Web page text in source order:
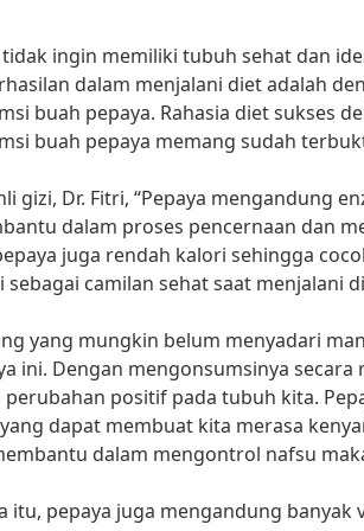
ingin memiliki tubuh sehat dan
dalam menjalani diet adalah
buah pepaya. Rahasia diet sukses
buah pepaya memang sudah
gizi, Dr. Fitri, “Pepaya mengandung
dalam proses pencernaan dan
juga rendah kalori sehingga
sebagai camilan sehat saat menjalani
yang mungkin belum menyadari
ini. Dengan mengonsumsinya
perubahan positif pada tubuh kita.
dapat membuat kita merasa
dalam mengontrol nafsu
itu, pepaya juga mengandung banyak